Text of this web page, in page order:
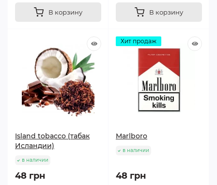
В корзину В корзину
Island tobacco (табак
Исландии)
в наличии
48 грн
Хит продаж
Marlboro
в наличии
48 грн